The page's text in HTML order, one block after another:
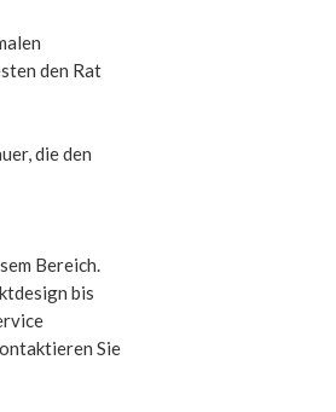
den Rat
die den
Bereich.
bis
Sie